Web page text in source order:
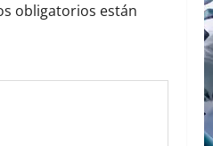
obligatorios están